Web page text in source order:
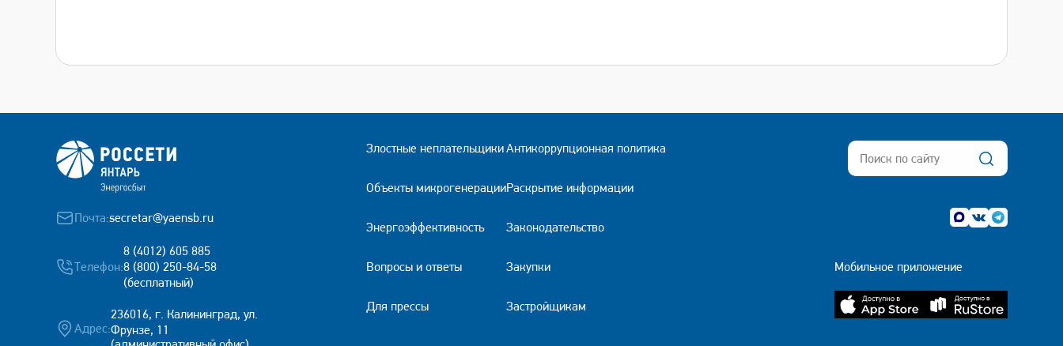
Почта:secretar@yaensb.ru
Телефон:
8 (4012) 605 885
8 (800) 250-84-58
(бесплатный)
Адрес:
236016, г. Калининград, ул.
Фрунзе, 11
Злостные неплательщики
Объекты микрогенерации
Энергоэффективность
Вопросы и ответы
Для прессы
Антикоррупционная политика
Раскрытие информации
Законодательство
Закупки
Застройщикам
Мобильное приложение